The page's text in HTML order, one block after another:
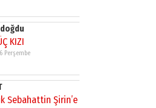
KIZI
Perşembe
Sebahattin Şirin’e